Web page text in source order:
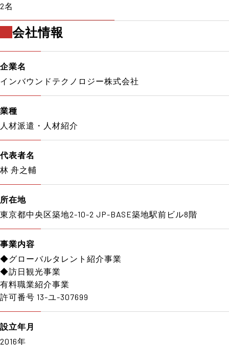
2名
会社情報
企業名
インバウンドテクノロジー株式会社
業種
人材派遣・人材紹介
代表者名
林 舟之輔
所在地
東京都中央区築地2-10-2 JP-BASE築地駅前ビル8階
事業内容
◆グローバルタレント紹介事業
◆訪日観光事業
有料職業紹介事業
許可番号 13-ユ-307699
設立年月
2016年